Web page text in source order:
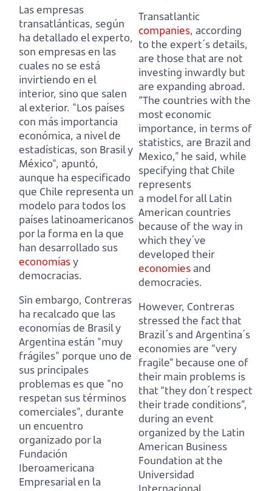
Las empresas
transatlánticas, según
ha detallado el experto,
son empresas en las
cuales no se está
invirtiendo en el
interior, sino que salen
al exterior. "Los países
con más importancia
económica, a nivel de
estadísticas, son Brasil y
México", apuntó,
aunque ha especificado
que Chile representa un
modelo para todos los
países latinoamericanos
por la forma en la que
han desarrollado sus
economíasy
democracias.
Sin embargo, Contreras
ha recalcado que las
economías de Brasil y
Argentina están "muy
frágiles" porque uno de
sus principales
problemas es que "no
respetan sus términos
comerciales", durante
un encuentro
organizado por la
Fundación
Iberoamericana
Empresarial en la
Transatlantic
companies, according
to the expert´s details,
are those that are not
investing inwardly but
are expanding abroad.
“The countries with the
most economic
importance, in terms of
statistics, are Brazil and
Mexico,” he said, while
specifying that Chile
represents
a model for all Latin
American countries
because of the way in
which they´ve
developed their
economies and
democracies.
However, Contreras
stressed the fact that
Brazil´s and Argentina´s
economies are “very
fragile” because one of
their main problems is
that “they don´t respect
their trade conditions”,
during an event
organized by the Latin
American Business
Foundation at the
Universidad